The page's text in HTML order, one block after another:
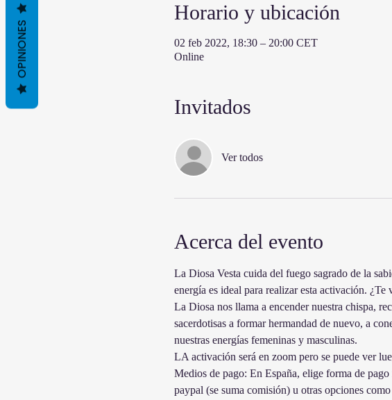
Horario y ubicación
02 feb 2022, 18:30 – 20:00 CET
Online
Invitados
Ver todos
Acerca del evento
La Diosa Vesta cuida del fuego sagrado de la
energía es ideal para realizar esta activación.
La Diosa nos llama a encender nuestra chispa,
sacerdotisas a formar hermandad de nuevo, a
nuestras energías femeninas y masculinas.
LA activación será en zoom pero se puede ver
Medios de pago: En España, elige forma de
paypal (se suma comisión) u otras opciones
OPINIONES